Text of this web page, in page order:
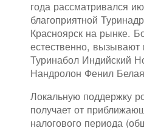
года рассматривался
благоприятной
Красноярск на рынке.
естественно, вызывают
Туринабол Индийский
Нандролон Фенил
Локальную поддержку
получает от
налогового периода